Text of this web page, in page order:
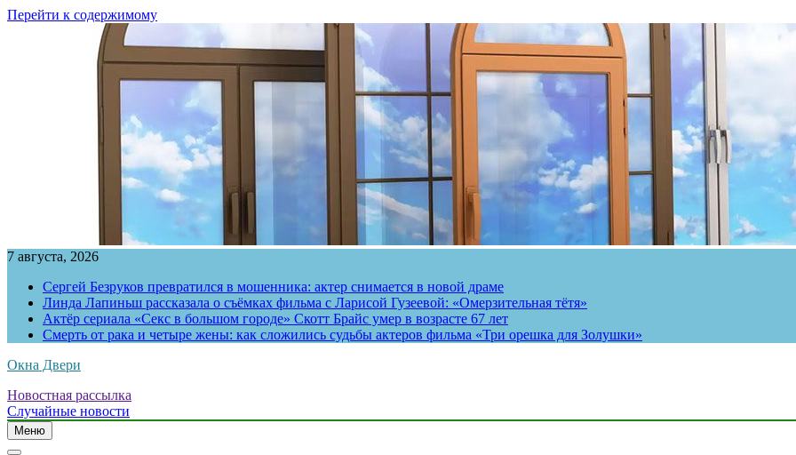
Перейти к содержимому
7 августа, 2026
Сергей Безруков превратился в мошенника: актер снимается в новой драме
Линда Лапиньш рассказала о съёмках фильма с Ларисой Гузеевой: «Омерзительная тётя»
Актёр сериала «Секс в большом городе» Скотт Брайс умер в возрасте 67 лет
Смерть от рака и четыре жены: как сложились судьбы актеров фильма «Три орешка для Золушки»
Окна Двери
Новостная рассылка
Случайные новости
Меню